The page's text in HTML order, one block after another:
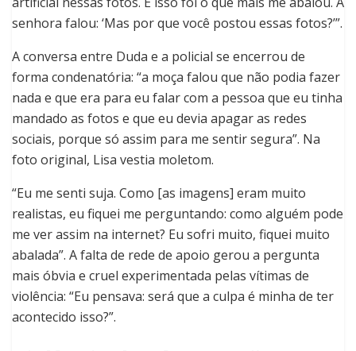
senhora falou: ‘Mas por que você postou essas fotos?’”.
A conversa entre Duda e a policial se encerrou de
forma condenatória: “a moça falou que não podia fazer
nada e que era para eu falar com a pessoa que eu tinha
mandado as fotos e que eu devia apagar as redes
sociais, porque só assim para me sentir segura”. Na
foto original, Lisa vestia moletom.
“Eu me senti suja. Como [as imagens] eram muito
realistas, eu fiquei me perguntando: como alguém pode
me ver assim na internet? Eu sofri muito, fiquei muito
abalada”. A falta de rede de apoio gerou a pergunta
mais óbvia e cruel experimentada pelas vítimas de
violência: “Eu pensava: será que a culpa é minha de ter
acontecido isso?”.